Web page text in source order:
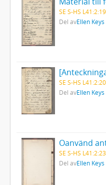
SE S-HS L41:2:19
Del avEllen
SE S-HS L41:2:20
Del avEllen
SE S-HS L41:2:23
Del avEllen